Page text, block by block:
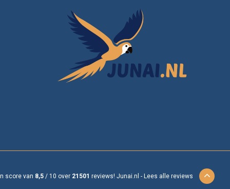
score van 8,5 / 10 over 21501 reviews! Junai.nl - Lees alle reviews